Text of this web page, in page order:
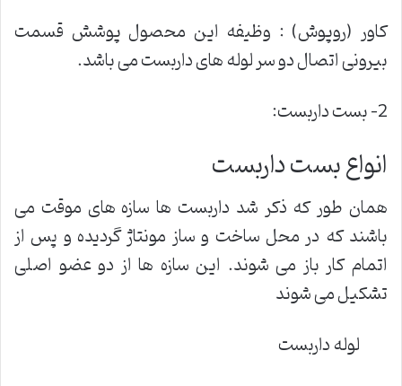
کاور (روپوش) : وظیفه این محصول پوشش قسمت
بیرونی اتصال دو سر لوله های داربست می باشد.
2- بست داربست:
انواع بست داربست
همان طور که ذکر شد داربست ها سازه های موقت می
باشند که در محل ساخت و ساز مونتاژ گردیده و پس از
اتمام کار باز می شوند. این سازه ها از دو عضو اصلی
تشکیل می شوند
لوله داربست